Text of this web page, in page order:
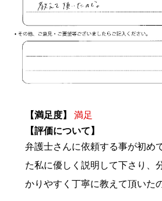
【満足度】
満足
【評価について】
弁護士さんに依頼する事が初め
た私に優しく説明して下さり、
かりやすく丁寧に教えて頂いた